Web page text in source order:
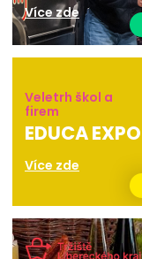
Více zde
Veletrh škol a
firem
EDUCA EXPO
Více zde